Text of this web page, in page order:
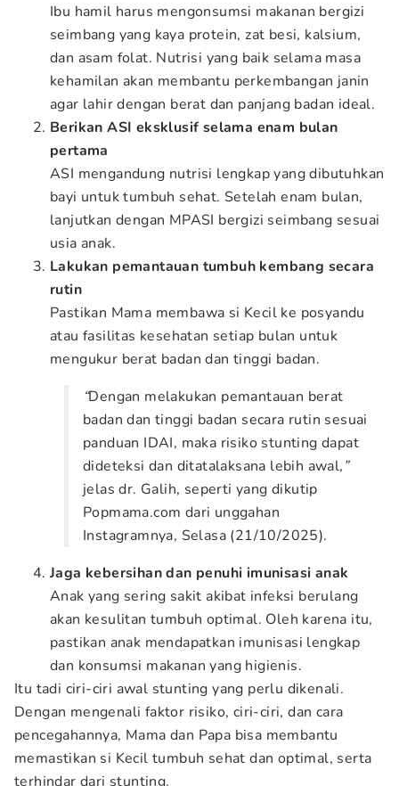
Ibu hamil harus mengonsumsi makanan bergizi
seimbang yang kaya protein, zat besi, kalsium,
dan asam folat. Nutrisi yang baik selama masa
kehamilan akan membantu perkembangan janin
agar lahir dengan berat dan panjang badan ideal.
Berikan ASI eksklusif selama enam bulan
pertama
ASI mengandung nutrisi lengkap yang dibutuhkan
bayi untuk tumbuh sehat. Setelah enam bulan,
lanjutkan dengan MPASI bergizi seimbang sesuai
usia anak.
Lakukan pemantauan tumbuh kembang secara
rutin
Pastikan Mama membawa si Kecil ke posyandu
atau fasilitas kesehatan setiap bulan untuk
mengukur berat badan dan tinggi badan.
“Dengan melakukan pemantauan berat
badan dan tinggi badan secara rutin sesuai
panduan IDAI, maka risiko stunting dapat
dideteksi dan ditatalaksana lebih awal,”
jelas dr. Galih, seperti yang dikutip
Popmama.com dari unggahan
Instagramnya, Selasa (21/10/2025).
Jaga kebersihan dan penuhi imunisasi anak
Anak yang sering sakit akibat infeksi berulang
akan kesulitan tumbuh optimal. Oleh karena itu,
pastikan anak mendapatkan imunisasi lengkap
dan konsumsi makanan yang higienis.
Itu tadi ciri-ciri awal stunting yang perlu dikenali.
Dengan mengenali faktor risiko, ciri-ciri, dan cara
pencegahannya, Mama dan Papa bisa membantu
memastikan si Kecil tumbuh sehat dan optimal, serta
terhindar dari stunting.